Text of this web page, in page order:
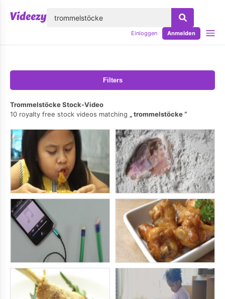
Einloggen Anmelden
Filters
Trommelstöcke Stock-Video
10 royalty free stock videos matching
trommelstöcke